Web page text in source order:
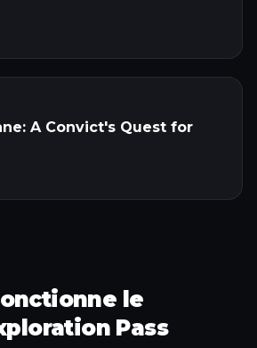
A Convict's Quest for
le
Pass